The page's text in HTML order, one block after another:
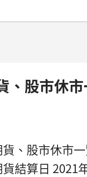
、股市休
、股市休市
結算日 2021